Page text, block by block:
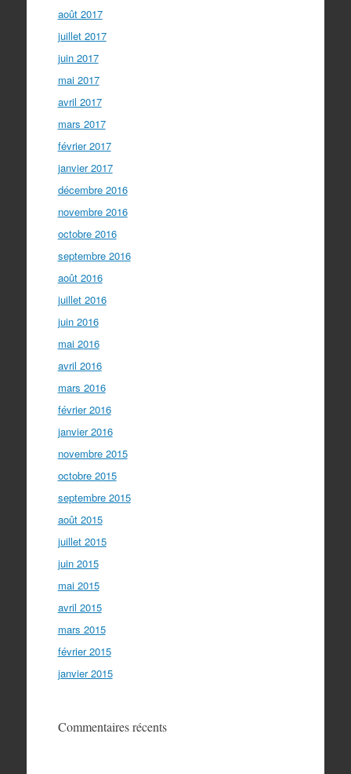
août 2017
juillet 2017
juin 2017
mai 2017
avril 2017
mars 2017
février 2017
janvier 2017
décembre 2016
novembre 2016
octobre 2016
septembre 2016
août 2016
juillet 2016
juin 2016
mai 2016
avril 2016
mars 2016
février 2016
janvier 2016
novembre 2015
octobre 2015
septembre 2015
août 2015
juillet 2015
juin 2015
mai 2015
avril 2015
mars 2015
février 2015
janvier 2015
Commentaires récents